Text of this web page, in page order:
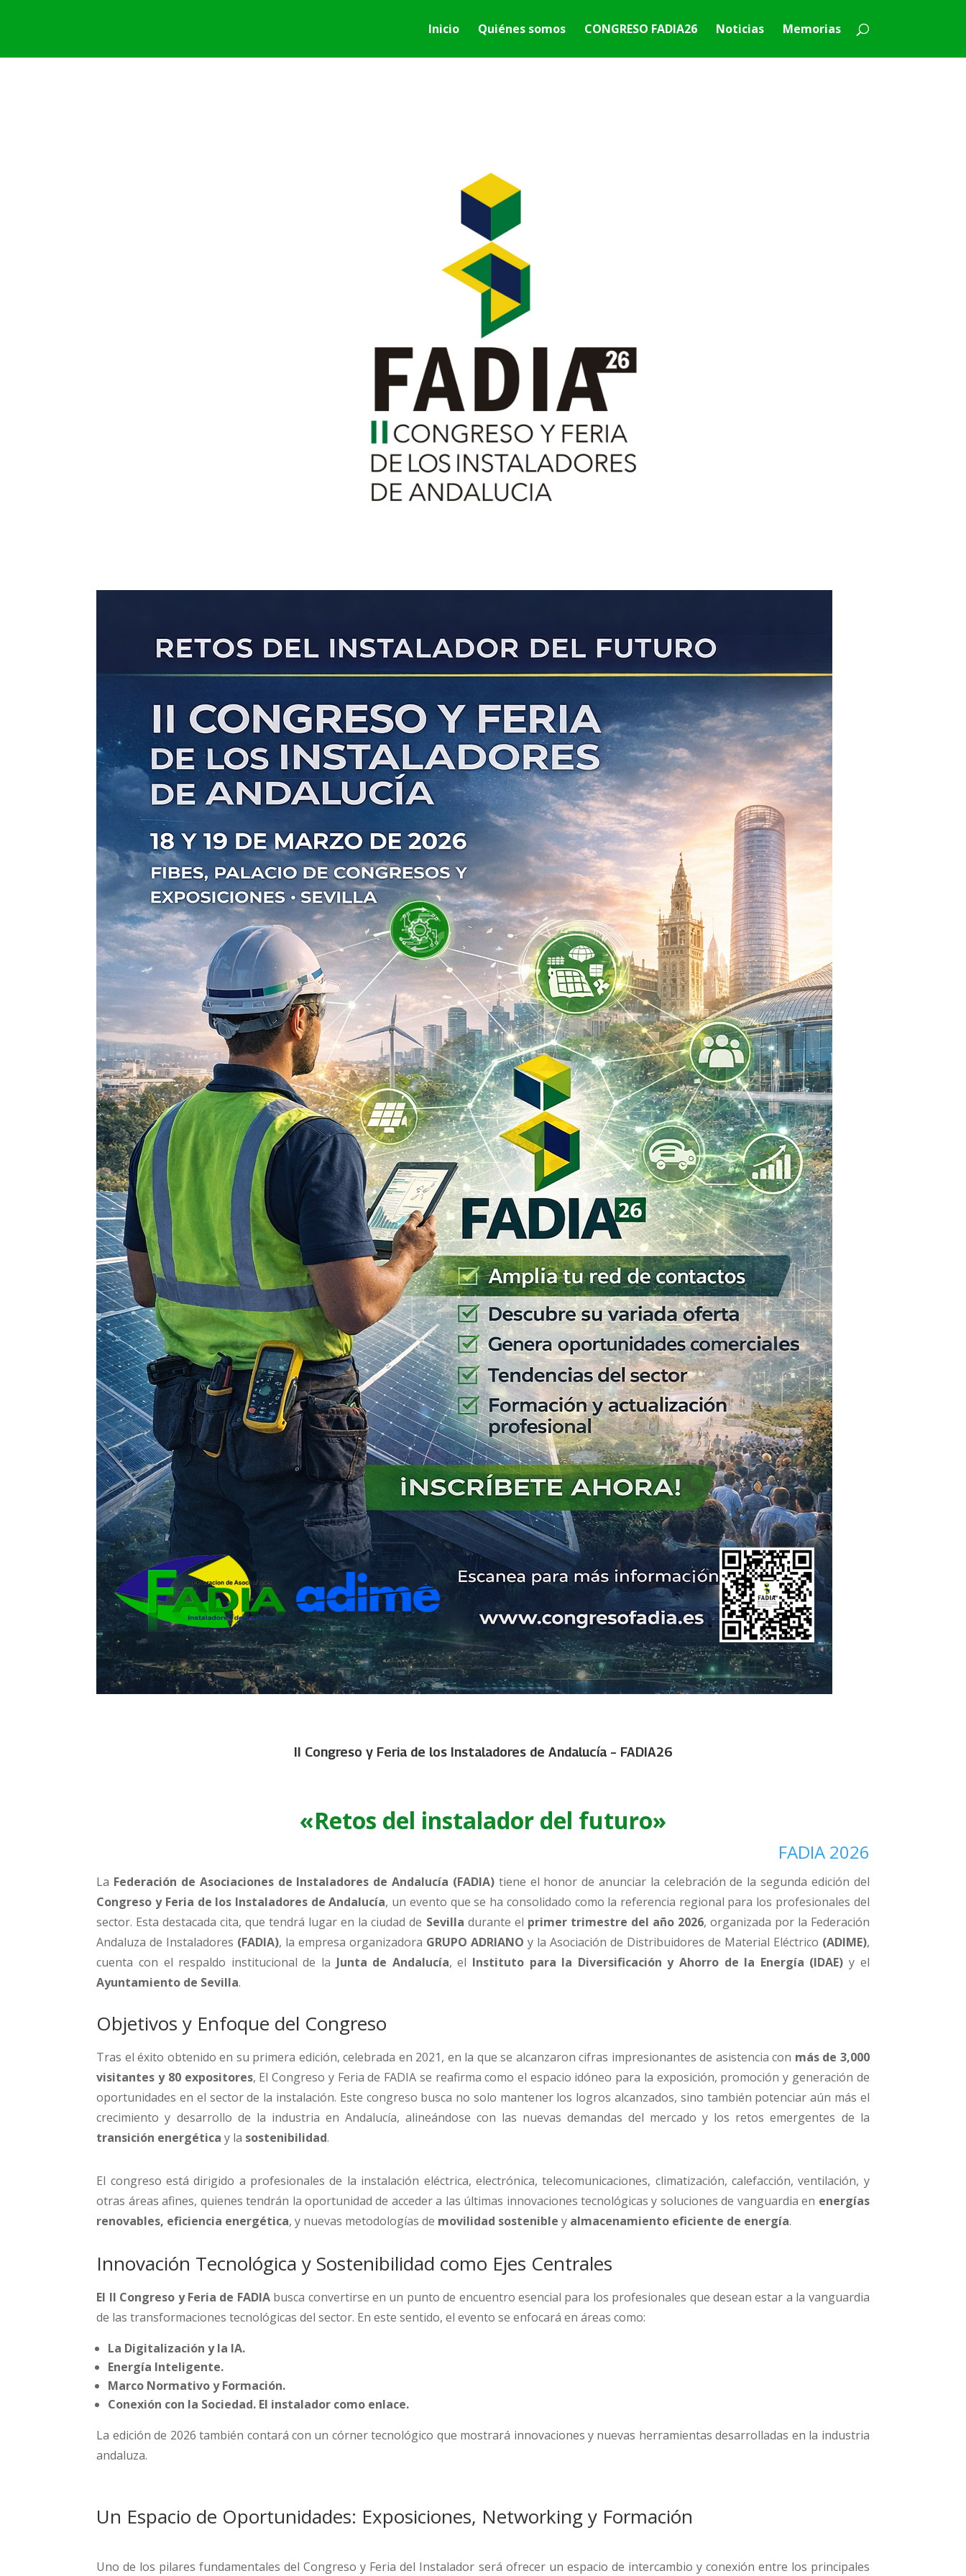
Inicio Quiénes somos CONGRESO FADIA26 Noticias Memorias
II Congreso y Feria de los Instaladores de Andalucía – FADIA26
«Retos del instalador del futuro»
FADIA 2026
La Federación de Asociaciones de Instaladores de Andalucía (FADIA)tiene el honor de anunciar la celebración de la segunda edición del
Congreso y Feria de los Instaladores de Andalucía, un evento que se ha consolidado como la referencia regional para los profesionales del
sector. Esta destacada cita, que tendrá lugar en la ciudad de Sevilla durante el primer trimestre del año 2026, organizada por la Federación
Andaluza de Instaladores (FADIA), la empresa organizadora GRUPO ADRIANO y la Asociación de Distribuidores de Material Eléctrico (ADIME),
cuenta con el respaldo institucional de la Junta de Andalucía, el Instituto para la Diversificación y Ahorro de la Energía (IDAE) y el
Ayuntamiento de Sevilla.
Objetivos y Enfoque del Congreso
Tras el éxito obtenido en su primera edición, celebrada en 2021, en la que se alcanzaron cifras impresionantes de asistencia con más de 3,000
visitantes y 80 expositores, El Congreso y Feria de FADIA se reafirma como el espacio idóneo para la exposición, promoción y generación de
oportunidades en el sector de la instalación. Este congreso busca no solo mantener los logros alcanzados, sino también potenciar aún más el
crecimiento y desarrollo de la industria en Andalucía, alineándose con las nuevas demandas del mercado y los retos emergentes de la
transición energética y la sostenibilidad.
El congreso está dirigido a profesionales de la instalación eléctrica, electrónica, telecomunicaciones, climatización, calefacción, ventilación, y
otras áreas afines, quienes tendrán la oportunidad de acceder a las últimas innovaciones tecnológicas y soluciones de vanguardia en energías
renovables, eficiencia energética, y nuevas metodologías de movilidad sostenible y almacenamiento eficiente de energía.
Innovación Tecnológica y Sostenibilidad como Ejes Centrales
El II Congreso y Feria de FADIA busca convertirse en un punto de encuentro esencial para los profesionales que desean estar a la vanguardia
de las transformaciones tecnológicas del sector. En este sentido, el evento se enfocará en áreas como:
La Digitalización y la IA.
Energía Inteligente.
Marco Normativo y Formación.
Conexión con la Sociedad. El instalador como enlace.
La edición de 2026 también contará con un córner tecnológico que mostrará innovaciones y nuevas herramientas desarrolladas en la industria
andaluza.
Un Espacio de Oportunidades: Exposiciones, Networking y Formación
Uno de los pilares fundamentales del Congreso y Feria del Instalador será ofrecer un espacio de intercambio y conexión entre los principales